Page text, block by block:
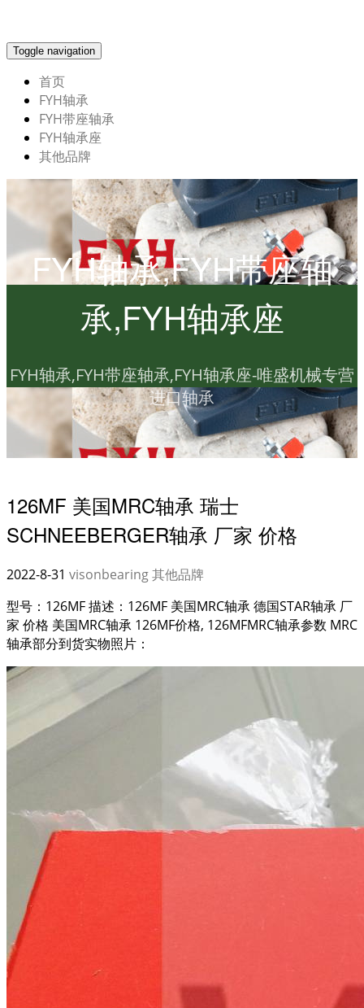
Toggle navigation
首页
FYH轴承
FYH带座轴承
FYH轴承座
其他品牌
FYH轴承,FYH带座轴
承,FYH轴承座
FYH轴承,FYH带座轴承,FYH轴承座-唯盛机械专营
进口轴承
126MF 美国MRC轴承 瑞士
SCHNEEBERGER轴承 厂家 价格
2022-8-31 visonbearing其他品牌
型号：126MF 描述：126MF 美国MRC轴承 德国STAR轴承 厂
家 价格 美国MRC轴承 126MF价格, 126MFMRC轴承参数 MRC
轴承部分到货实物照片：